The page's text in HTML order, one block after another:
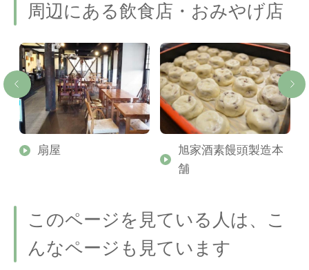
周辺にある飲食店・おみやげ店
扇屋
旭家酒素饅頭製造本
舗
このページを見ている人は、こ
んなページも見ています